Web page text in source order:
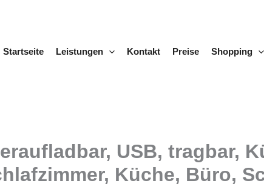
Startseite
Leistungen Kontakt Preise Shopping
USB, tragbar,
Küche, Büro,